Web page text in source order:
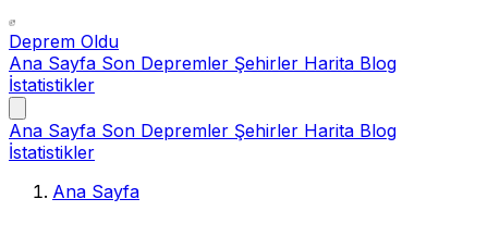
Deprem Oldu
Ana Sayfa Son Depremler Şehirler Harita Blog
İstatistikler
Ana Sayfa Son Depremler Şehirler Harita Blog
İstatistikler
Ana Sayfa